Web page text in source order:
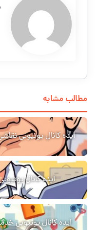
مطالب مشابه
ایده کانال یوتیوبی
ایده کانال
ایده کانال یوتیوبی